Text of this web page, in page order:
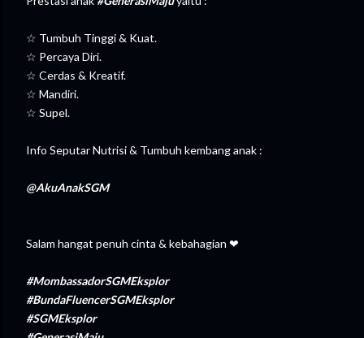
☆ Tumbuh Tinggi & Kuat.
☆ Percaya Diri.
☆ Cerdas & Kreatif.
☆ Mandiri.
☆ Supel.
Info Seputar Nutrisi & Tumbuh kembang anak :
@AkuAnakSGM
Salam hangat penuh cinta & kebahagian ❤
#MombassadorSGMEksplor
#BundaFluencerSGMEksplor
#SGMEksplor